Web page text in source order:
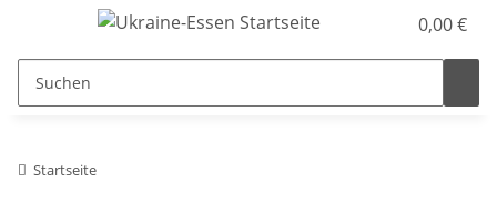
0,00 €
Startseite